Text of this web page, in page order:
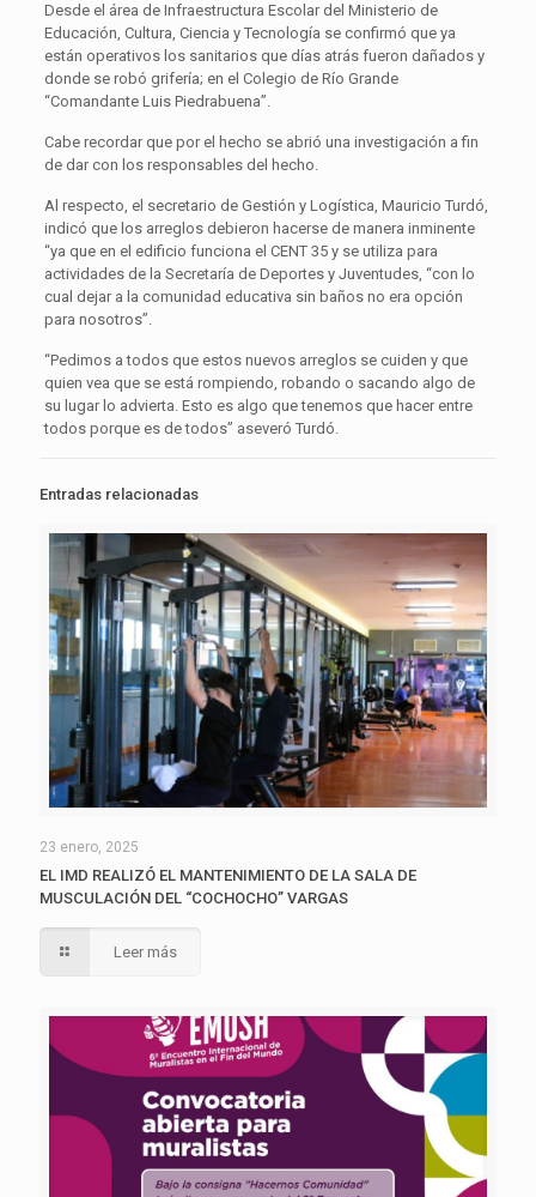
Desde el área de Infraestructura Escolar del Ministerio de
Educación, Cultura, Ciencia y Tecnología se confirmó que ya
están operativos los sanitarios que días atrás fueron dañados y
donde se robó grifería; en el Colegio de Río Grande
“Comandante Luis Piedrabuena”.
Cabe recordar que por el hecho se abrió una investigación a fin
de dar con los responsables del hecho.
Al respecto, el secretario de Gestión y Logística, Mauricio Turdó,
indicó que los arreglos debieron hacerse de manera inminente
“ya que en el edificio funciona el CENT 35 y se utiliza para
actividades de la Secretaría de Deportes y Juventudes, “con lo
cual dejar a la comunidad educativa sin baños no era opción
para nosotros”.
“Pedimos a todos que estos nuevos arreglos se cuiden y que
quien vea que se está rompiendo, robando o sacando algo de
su lugar lo advierta. Esto es algo que tenemos que hacer entre
todos porque es de todos” aseveró Turdó.
Entradas relacionadas
23 enero, 2025
EL IMD REALIZÓ EL MANTENIMIENTO DE LA SALA DE
MUSCULACIÓN DEL “COCHOCHO” VARGAS
Leer más